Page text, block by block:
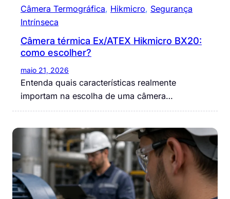
Câmera Termográfica, Hikmicro, Segurança
Intrínseca
Câmera térmica Ex/ATEX Hikmicro BX20:
como escolher?
maio 21, 2026
Entenda quais características realmente
importam na escolha de uma câmera…